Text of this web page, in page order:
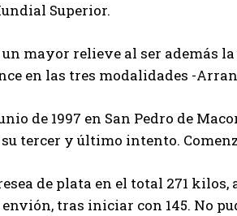
Superior.
mayor relieve al ser además
en las tres modalidades -
de 1997 en San Pedro de
tercer y último intento.
de plata en el total 271
tras iniciar con 145. No